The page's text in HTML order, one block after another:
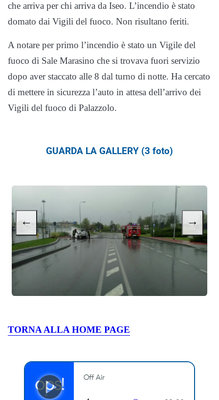
che arriva per chi arriva da Iseo. L’incendio è stato
domato dai Vigili del fuoco. Non risultano feriti.
A notare per primo l’incendio è stato un Vigile del
fuoco di Sale Marasino che si trovava fuori servizio
dopo aver staccato alle 8 dal turno di notte. Ha cercato
di mettere in sicurezza l’auto in attesa dell’arrivo dei
Vigili del fuoco di Palazzolo.
GUARDA LA GALLERY (3 foto)
← →
TORNA ALLA HOME PAGE